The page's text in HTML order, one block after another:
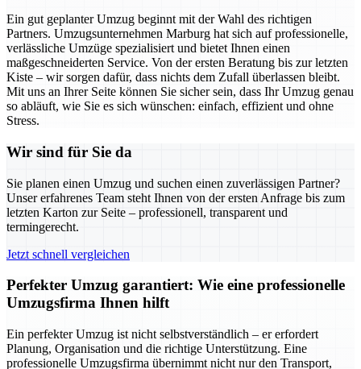
Ein gut geplanter Umzug beginnt mit der Wahl des richtigen
Partners. Umzugsunternehmen Marburg hat sich auf professionelle,
verlässliche Umzüge spezialisiert und bietet Ihnen einen
maßgeschneiderten Service. Von der ersten Beratung bis zur letzten
Kiste – wir sorgen dafür, dass nichts dem Zufall überlassen bleibt.
Mit uns an Ihrer Seite können Sie sicher sein, dass Ihr Umzug genau
so abläuft, wie Sie es sich wünschen: einfach, effizient und ohne
Stress.
Wir sind für Sie da
Sie planen einen Umzug und suchen einen zuverlässigen Partner?
Unser erfahrenes Team steht Ihnen von der ersten Anfrage bis zum
letzten Karton zur Seite – professionell, transparent und
termingerecht.
Jetzt schnell vergleichen
Perfekter Umzug garantiert: Wie eine professionelle
Umzugsfirma Ihnen hilft
Ein perfekter Umzug ist nicht selbstverständlich – er erfordert
Planung, Organisation und die richtige Unterstützung. Eine
professionelle Umzugsfirma übernimmt nicht nur den Transport,